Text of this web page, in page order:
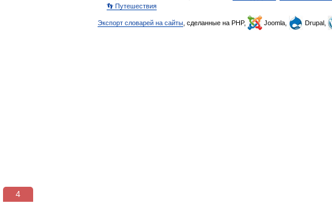
👣 Путешествия
Экспорт словарей на сайты , сделанные на PHP, Joomla, Drupal,
3